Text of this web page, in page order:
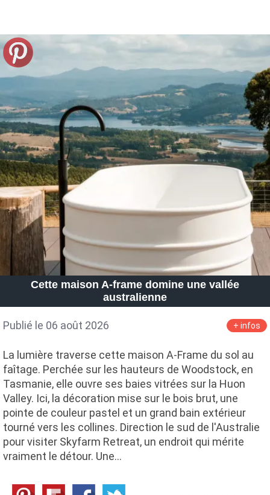
Cette maison A-frame domine une vallée
australienne
Publié le 06 août 2026 + infos
La lumière traverse cette maison A-Frame du sol au
faîtage. Perchée sur les hauteurs de Woodstock, en
Tasmanie, elle ouvre ses baies vitrées sur la Huon
Valley. Ici, la décoration mise sur le bois brut, une
pointe de couleur pastel et un grand bain extérieur
tourné vers les collines. Direction le sud de l'Australie
pour visiter Skyfarm Retreat, un endroit qui mérite
vraiment le détour. Une…